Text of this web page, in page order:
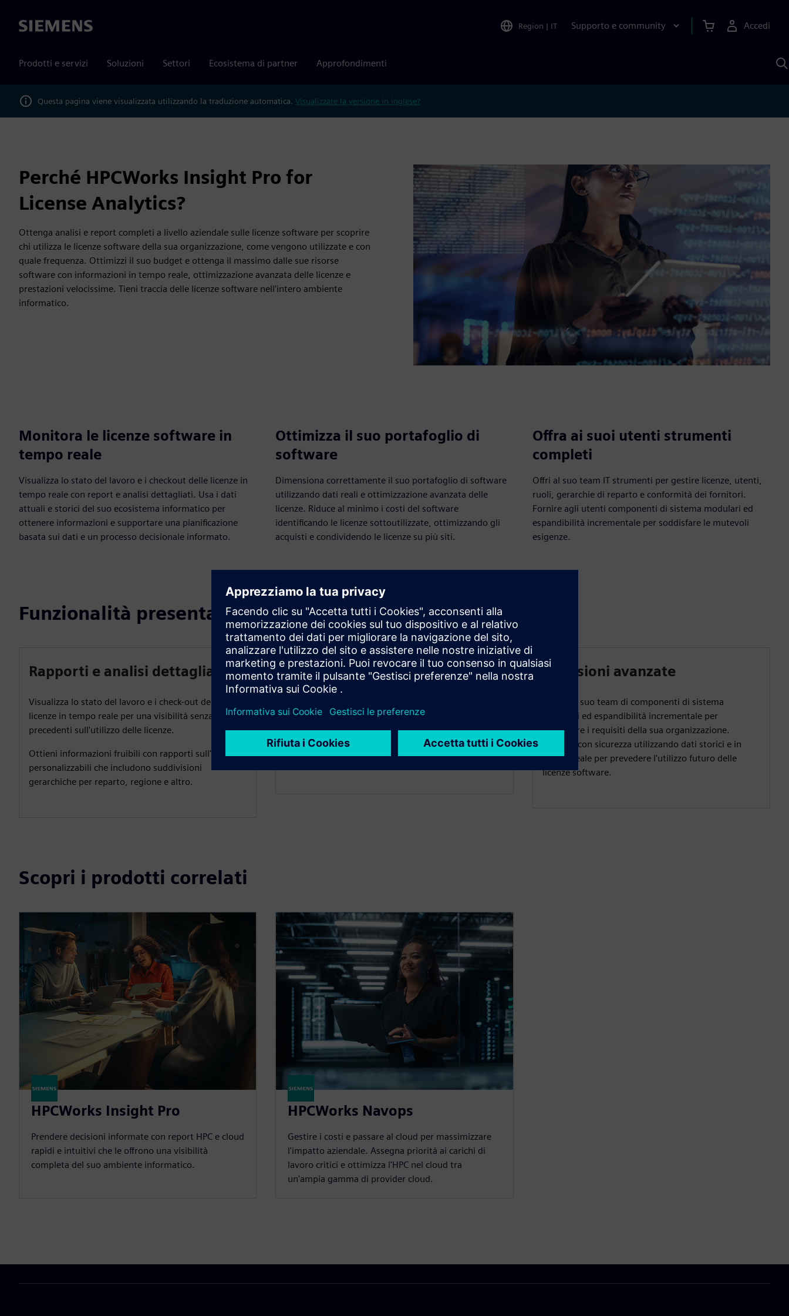
Siemens Region | IT Supporto e community Accedi
Prodotti e servizi Soluzioni Settori Ecosistema di partner Approfondimenti
Questa pagina viene visualizzata utilizzando la traduzione automatica. Visualizzare la versione in inglese?
Perché HPCWorks Insight Pro for
License Analytics?
Ottenga analisi e report completi a livello aziendale sulle licenze software per scoprire
chi utilizza le licenze software della sua organizzazione, come vengono utilizzate e con
quale frequenza. Ottimizzi il suo budget e ottenga il massimo dalle sue risorse
software con informazioni in tempo reale, ottimizzazione avanzata delle licenze e
prestazioni velocissime. Tieni traccia delle licenze software nell'intero ambiente
informatico.
Monitora le licenze software in
tempo reale
Visualizza lo stato del lavoro e i checkout delle licenze in
tempo reale con report e analisi dettagliati. Usa i dati
attuali e storici del suo ecosistema informatico per
ottenere informazioni e supportare una pianificazione
basata sui dati e un processo decisionale informato.
Ottimizza il suo portafoglio di
software
Dimensiona correttamente il suo portafoglio di software
utilizzando dati reali e ottimizzazione avanzata delle
licenze. Riduce al minimo i costi del software
identificando le licenze sottoutilizzate, ottimizzando gli
acquisti e condividendo le licenze su più siti.
Offra ai suoi utenti strumenti
completi
Offri al suo team IT strumenti per gestire licenze, utenti,
ruoli, gerarchie di reparto e conformità dei fornitori.
Fornire agli utenti componenti di sistema modulari ed
espandibilità incrementale per soddisfare le mutevoli
esigenze.
Funzionalità presentate
Rapporti e analisi dettagliati
Visualizza lo stato del lavoro e i check-out delle
licenze in tempo reale per una visibilità senza
precedenti sull'utilizzo delle licenze.
Ottieni informazioni fruibili con rapporti sull'utilizzo
personalizzabili che includono suddivisioni
gerarchiche per reparto, regione e altro.
Traccia e gestisca le risorse
gestire licenze, utenti, ruoli e gerarchie di reparto.
Monitora l'utilizzo del software su migliaia di
desktop con un ingombro di memoria ridotto, filtri
intelligenti e monitoraggio dello stato di inattività.
Previsioni avanzate
Dotare il suo team di componenti di sistema
modulari ed espandibilità incrementale per
soddisfare i requisiti della sua organizzazione.
Pianifica con sicurezza utilizzando dati storici e in
tempo reale per prevedere l'utilizzo futuro delle
licenze software.
Scopri i prodotti correlati
HPCWorks Insight Pro
Prendere decisioni informate con report HPC e cloud
rapidi e intuitivi che le offrono una visibilità
completa del suo ambiente informatico.
HPCWorks Navops
Gestire i costi e passare al cloud per massimizzare
l'impatto aziendale. Assegna priorità ai carichi di
lavoro critici e ottimizza l'HPC nel cloud tra
un'ampia gamma di provider cloud.